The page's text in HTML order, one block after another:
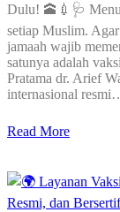
Dulu! 🕋💉🩺
setiap Muslim.
jamaah wajib
satunya adalah
Pratama dr. Arief
internasional
Read More